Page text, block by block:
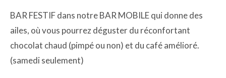
BAR FESTIF dans notre BAR MOBILE qui donne des
ailes, où vous pourrez déguster du réconfortant
chocolat chaud (pimpé ou non) et du café amélioré.
(samedi seulement)